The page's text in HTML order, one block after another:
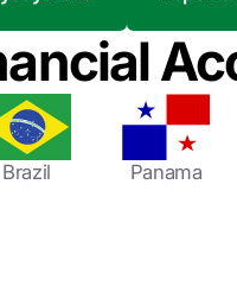
Brazil Panama